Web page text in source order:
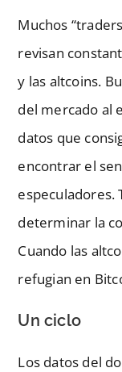
Muchos
revisan
y las altcoins.
del mercado al
datos que
encontrar el
especuladores.
determinar la
Cuando las
refugian en
Un ciclo
Los datos del